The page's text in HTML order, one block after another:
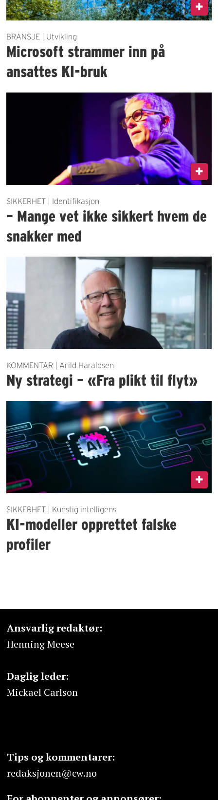
BRANSJE | Utvikling
Microsoft strammer inn på
ansattes KI-bruk
SIKKERHET | Identifikasjon
– Mange vet ikke sikkert hvem de
snakker med
KOMMENTAR | Arild Haraldsen
Ny strategi – «Fra plikt til flyt»
SIKKERHET | Kunstig intelligens
KI-modeller opprettet falske
profiler
Ansvarlig redaktør:
Henning Meese
Daglig leder:
Mickael Carlson
Tips og kommentarer:
redaksjonen@cw.no